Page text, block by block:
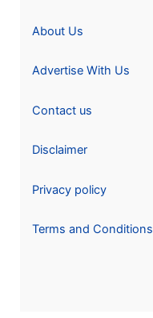
About Us
Advertise With Us
Contact us
Disclaimer
Privacy policy
Terms and Conditions